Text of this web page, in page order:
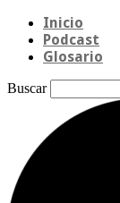
Inicio
Podcast
Glosario
Buscar